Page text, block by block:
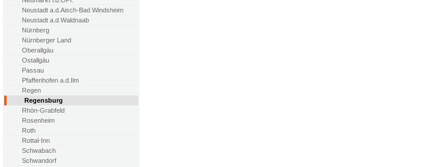
Neustadt a.d.Aisch-Bad Windsheim
Neustadt a.d.Waldnaab
Nürnberg
Nürnberger Land
Oberallgäu
Ostallgäu
Passau
Pfaffenhofen a.d.Ilm
Regen
Regensburg
Rhön-Grabfeld
Rosenheim
Roth
Rottal-Inn
Schwabach
Schwandorf